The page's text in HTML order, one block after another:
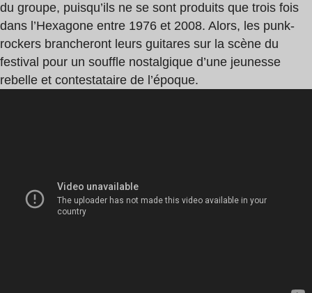
du groupe, puisqu’ils ne se sont produits que trois fois
dans l’Hexagone entre 1976 et 2008. Alors, les punk-
rockers brancheront leurs guitares sur la scène du
festival pour un souffle nostalgique d’une jeunesse
rebelle et contestataire de l’époque.